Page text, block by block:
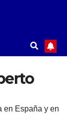
en España y en